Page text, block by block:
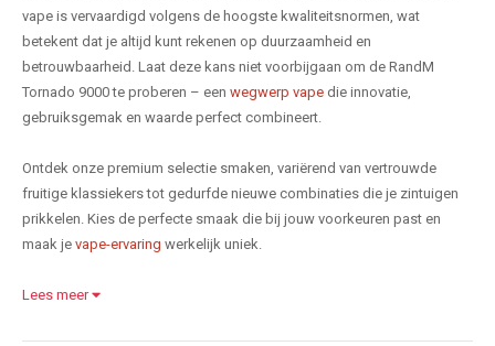
vape is vervaardigd volgens de hoogste kwaliteitsnormen, wat
betekent dat je altijd kunt rekenen op duurzaamheid en
betrouwbaarheid. Laat deze kans niet voorbijgaan om de RandM
Tornado 9000 te proberen – een wegwerp vape die innovatie,
gebruiksgemak en waarde perfect combineert.
Ontdek onze premium selectie smaken, variërend van vertrouwde
fruitige klassiekers tot gedurfde nieuwe combinaties die je zintuigen
prikkelen. Kies de perfecte smaak die bij jouw voorkeuren past en
maak je vape-ervaring werkelijk uniek.
Lees meer